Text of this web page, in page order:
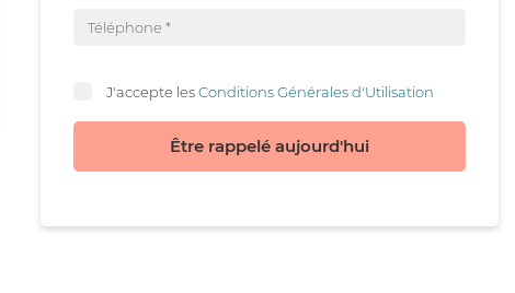
J'accepte lesConditions Générales d'Utilisation
Être rappelé aujourd'hui